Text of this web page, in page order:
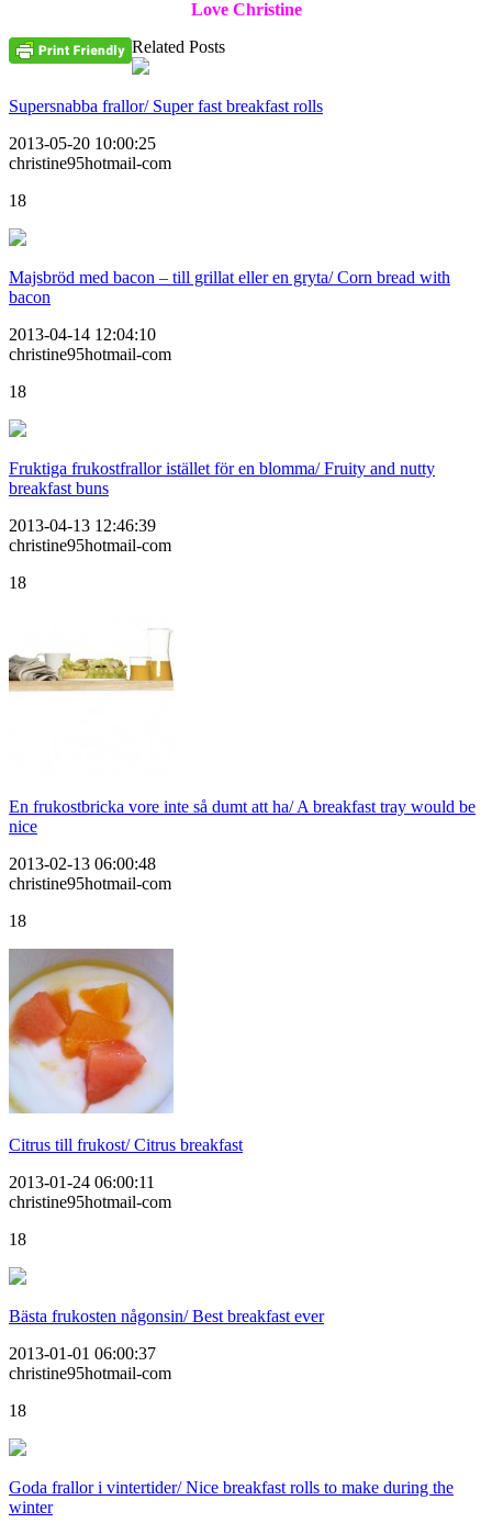
Love Christine
Related Posts
Supersnabba frallor/ Super fast breakfast rolls
2013-05-20 10:00:25
christine95hotmail-com
18
Majsbröd med bacon – till grillat eller en gryta/ Corn bread with
bacon
2013-04-14 12:04:10
christine95hotmail-com
18
Fruktiga frukostfrallor istället för en blomma/ Fruity and nutty
breakfast buns
2013-04-13 12:46:39
christine95hotmail-com
18
En frukostbricka vore inte så dumt att ha/ A breakfast tray would be
nice
2013-02-13 06:00:48
christine95hotmail-com
18
Citrus till frukost/ Citrus breakfast
2013-01-24 06:00:11
christine95hotmail-com
18
Bästa frukosten någonsin/ Best breakfast ever
2013-01-01 06:00:37
christine95hotmail-com
18
Goda frallor i vintertider/ Nice breakfast rolls to make during the
winter